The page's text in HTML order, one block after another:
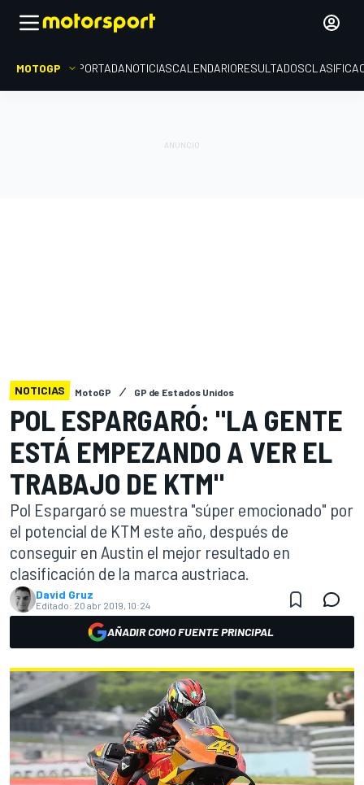
MOTOGP PORTADANOTICIASCALENDARIORESULTADOS
NOTICIAS MotoGP GP de Estados Unidos
POL ESPARGARÓ: "LA GENTE
ESTÁ EMPEZANDO A VER EL
TRABAJO DE KTM"
Pol Espargaró se muestra "súper emocionado" por
el potencial de KTM este año, después de
conseguir en Austin el mejor resultado en
clasificación de la marca austriaca.
David Gruz
Editado: 20 abr 2019, 10:24
AÑADIR COMO FUENTE PRINCIPAL